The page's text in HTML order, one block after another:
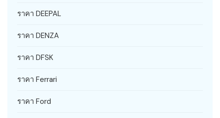
ราคา DEEPAL
ราคา DENZA
ราคา DFSK
ราคา Ferrari
ราคา Ford